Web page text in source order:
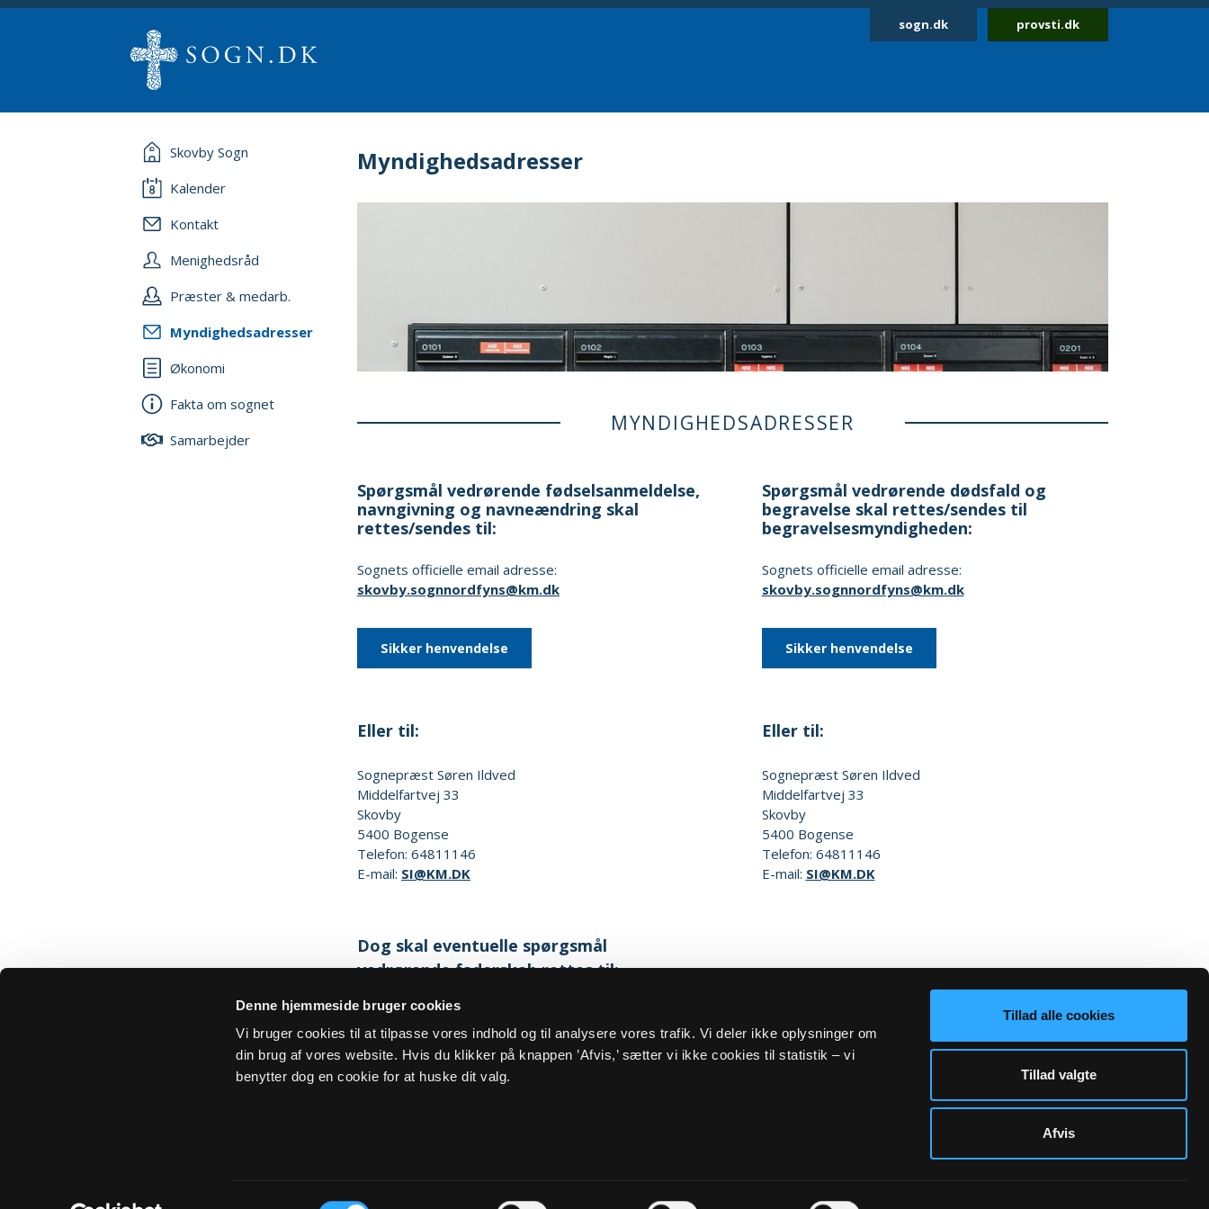
Denne hjemmeside bruger cookies
Vi bruger cookies til at tilpasse vores indhold og til analysere vores trafik. Vi deler ikke oplysninger om
din brug af vores website. Hvis du klikker på knappen ’Afvis,’ sætter vi ikke cookies til statistik – vi
benytter dog en cookie for at huske dit valg.
Samtykkevalg
Tillad alle cookies
Tillad valgte
Afvis
sogn.dk provsti.dk
Skovby Sogn
Kalender
Kontakt
Menighedsråd
Præster & medarb.
Myndighedsadresser
Økonomi
Fakta om sognet
Samarbejder
Myndighedsadresser
MYNDIGHEDSADRESSER
Spørgsmål vedrørende fødselsanmeldelse,
navngivning og navneændring skal
rettes/sendes til:
Sognets officielle email adresse:
skovby.sognnordfyns@km.dk
Sikker henvendelse
Eller til:
Sognepræst Søren Ildved
Middelfartvej 33
Skovby
5400 Bogense
Telefon: 64811146
E-mail: SI@KM.DK
Dog skal eventuelle spørgsmål
vedrørende faderskab rettes til:
Hjemmeside:Familieretshuset
Spørgsmål vedrørende dødsfald og
begravelse skal rettes/sendes til
begravelsesmyndigheden:
Sognets officielle email adresse:
skovby.sognnordfyns@km.dk
Sikker henvendelse
Eller til:
Sognepræst Søren Ildved
Middelfartvej 33
Skovby
5400 Bogense
Telefon: 64811146
E-mail: SI@KM.DK